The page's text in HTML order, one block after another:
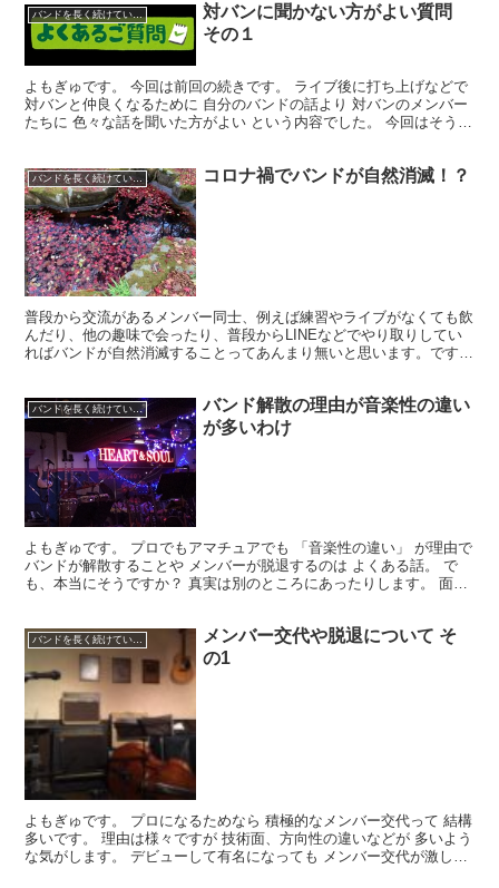
バンドを長く続けていくコツ
対バンに聞かない方がよい質問
その１
よもぎゅです。 今回は前回の続きです。 ライブ後に打ち上げなどで
対バンと仲良くなるために 自分のバンドの話より 対バンのメンバー
たちに 色々な話を聞いた方がよい という内容でした。 今回はそうい
バンドを長く続けていくコツ コロナ禍でバンドが自然消滅！？
普段から交流があるメンバー同士、例えば練習やライブがなくても飲
んだり、他の趣味で会ったり、普段からLINEなどでやり取りしてい
ればバンドが自然消滅することってあんまり無いと思います。です
バンドを長く続けていくコツ
バンド解散の理由が音楽性の違い
が多いわけ
よもぎゅです。 プロでもアマチュアでも 「音楽性の違い」 が理由で
バンドが解散することや メンバーが脱退するのは よくある話。 で
も、本当にそうですか？ 真実は別のところにあったりします。 面倒
バンドを長く続けていくコツ
メンバー交代や脱退について そ
の1
よもぎゅです。 プロになるためなら 積極的なメンバー交代って 結構
多いです。 理由は様々ですが 技術面、方向性の違いなどが 多いよう
な気がします。 デビューして有名になっても メンバー交代が激しい